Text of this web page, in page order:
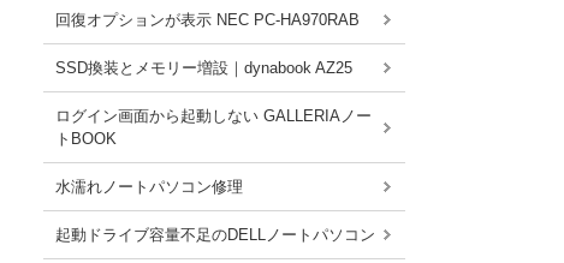
回復オプションが表示 NEC PC-HA970RAB
SSD換装とメモリー増設｜dynabook AZ25
ログイン画面から起動しない GALLERIAノー
トBOOK
水濡れノートパソコン修理
起動ドライブ容量不足のDELLノートパソコン